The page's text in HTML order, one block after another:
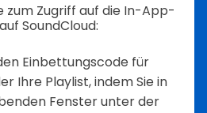
zum Zugriff auf die In-App-
SoundCloud:
Einbettungscode für
Ihre Playlist, indem Sie in
Fenster unter der